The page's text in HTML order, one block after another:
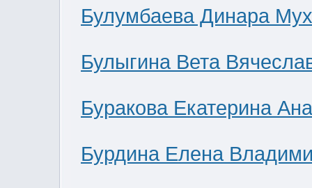
Булумбаева Динара
Булыгина Вета
Буракова Екатерина
Бурдина Елена